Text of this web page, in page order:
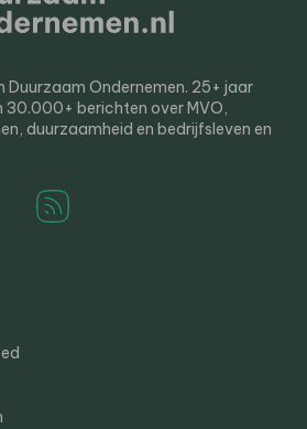
Duurzaam Ondernemen. 25+ jaar
30.000+ berichten over MVO,
duurzaamheid en bedrijfsleven en